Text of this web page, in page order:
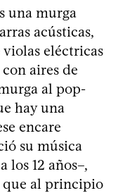
una murga
acústicas,
eléctricas
aires de
al pop-
hay una
encare
su música
los 12 años–,
que al principio